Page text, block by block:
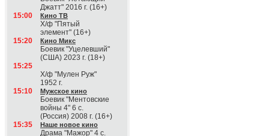
Джатт" 2016 г. (16+)
15:00
Кино ТВ
Х/ф "Пятый
элемент" (16+)
15:20
Кино Микс
Боевик "Уцелевший"
(США) 2023 г. (18+)
15:25
Х/ф "Мулен Руж"
1952 г.
15:10
Мужское кино
Боевик "Ментовские
войны 4" 6 с.
(Россия) 2008 г. (16+)
15:35
Наше новое кино
Драма "Мажор" 4 с.